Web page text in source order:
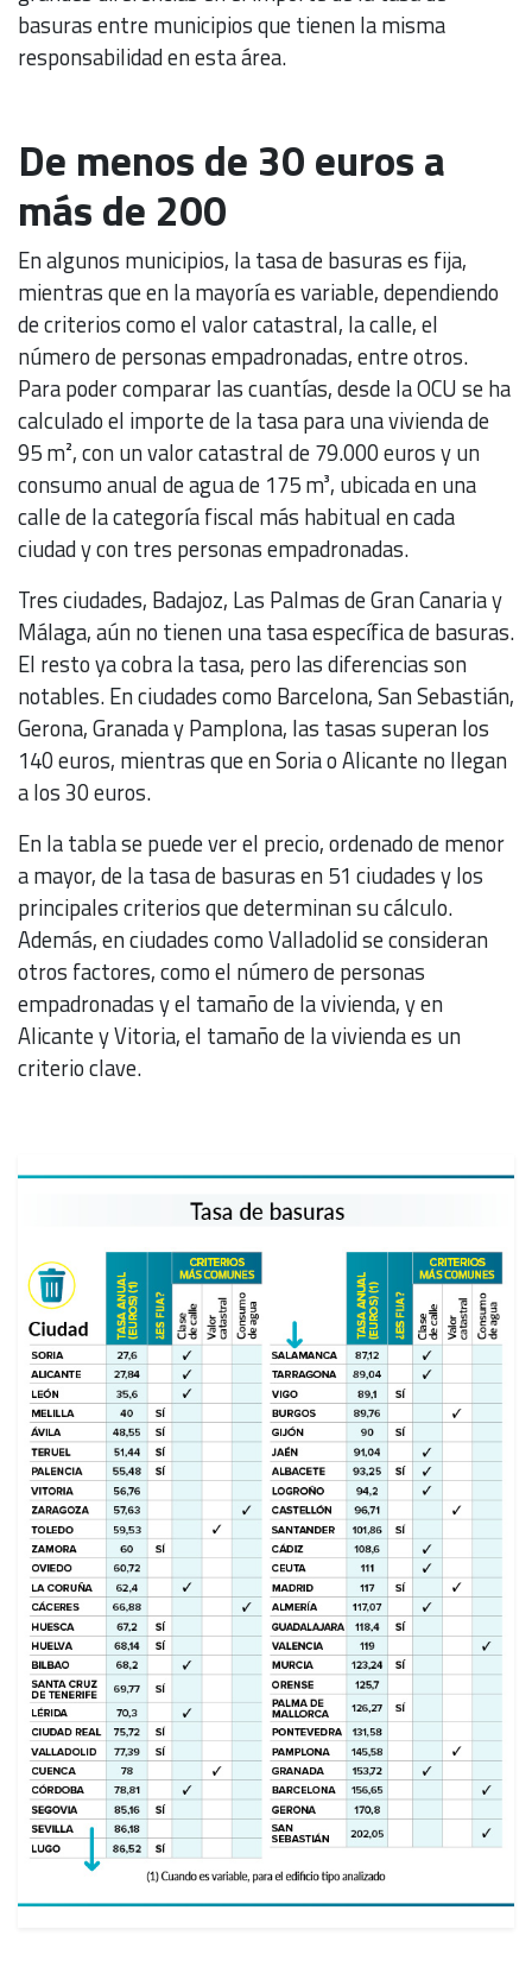
basuras entre municipios que tienen la misma
responsabilidad en esta área.
De menos de 30 euros a
más de 200
En algunos municipios, la tasa de basuras es fija,
mientras que en la mayoría es variable, dependiendo
de criterios como el valor catastral, la calle, el
número de personas empadronadas, entre otros.
Para poder comparar las cuantías, desde la OCU se ha
calculado el importe de la tasa para una vivienda de
95 m², con un valor catastral de 79.000 euros y un
consumo anual de agua de 175 m³, ubicada en una
calle de la categoría fiscal más habitual en cada
ciudad y con tres personas empadronadas.
Tres ciudades, Badajoz, Las Palmas de Gran Canaria y
Málaga, aún no tienen una tasa específica de basuras.
El resto ya cobra la tasa, pero las diferencias son
notables. En ciudades como Barcelona, San Sebastián,
Gerona, Granada y Pamplona, las tasas superan los
140 euros, mientras que en Soria o Alicante no llegan
a los 30 euros.
En la tabla se puede ver el precio, ordenado de menor
a mayor, de la tasa de basuras en 51 ciudades y los
principales criterios que determinan su cálculo.
Además, en ciudades como Valladolid se consideran
otros factores, como el número de personas
empadronadas y el tamaño de la vivienda, y en
Alicante y Vitoria, el tamaño de la vivienda es un
criterio clave.